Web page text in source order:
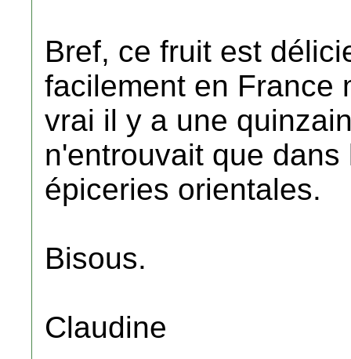
Bref, ce fruit est
facilement en France
vrai il y a une
n'entrouvait que
épiceries orientales.
Bisous.
Claudine